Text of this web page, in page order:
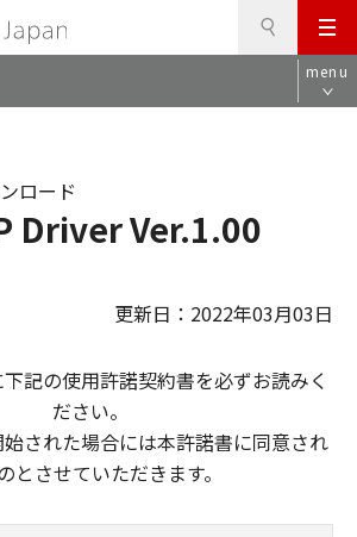
メ
ニ
ュ
menu
Driver Ver.1.00
ロード
更新日：2022年03月03日
記の使用許諾契約書を必ずお読みく
ださい。
された場合には本許諾書に同意され
とさせていただきます。